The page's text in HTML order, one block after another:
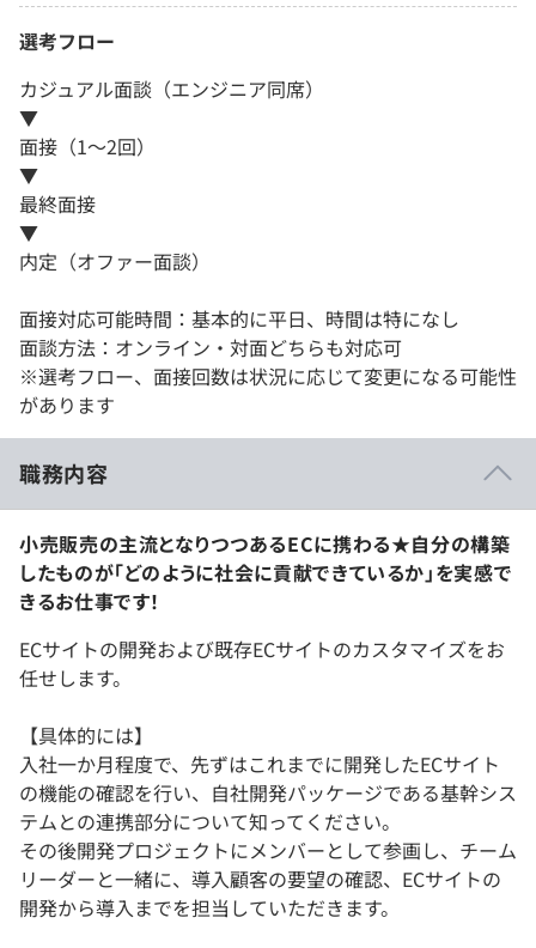
選考フロー
カジュアル面談（エンジニア同席）
▼
面接（1〜2回）
▼
最終面接
▼
内定（オファー面談）
面接対応可能時間：基本的に平日、時間は特になし
面談方法：オンライン・対面どちらも対応可
※選考フロー、面接回数は状況に応じて変更になる可能性
があります
職務内容
小売販売の主流となりつつあるECに携わる★自分の構築
したものが「どのように社会に貢献できているか」を実感で
きるお仕事です！
ECサイトの開発および既存ECサイトのカスタマイズをお
任せします。
【具体的には】
入社一か月程度で、先ずはこれまでに開発したECサイト
の機能の確認を行い、自社開発パッケージである基幹シス
テムとの連携部分について知ってください。
その後開発プロジェクトにメンバーとして参画し、チーム
リーダーと一緒に、導入顧客の要望の確認、ECサイトの
開発から導入までを担当していただきます。